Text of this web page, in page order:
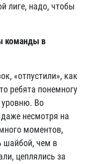
лиге, надо, чтобы
команды в
«отпустили», как
ребята понемногу
уровню. Во
несмотря на
моментов,
шайбой, чем в
цеплялись за